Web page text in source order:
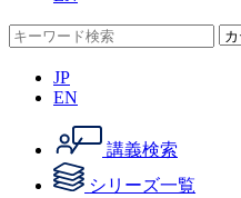
JP
EN
講義検索
シリーズ一覧